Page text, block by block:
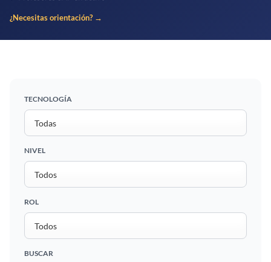
¿Necesitas orientación? →
TECNOLOGÍA
NIVEL
ROL
BUSCAR